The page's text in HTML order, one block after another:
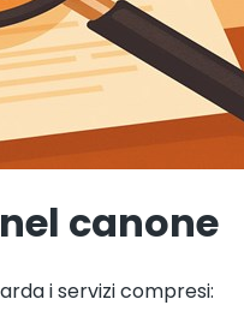
canone
i servizi compresi: